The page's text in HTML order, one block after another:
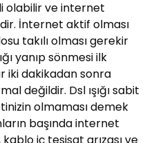
olabilir ve internet
İnternet aktif olması
takılı olması gerekir
yanıp sönmesi ilk
iki dakikadan sonra
değildir. Dsl ışığı sabit
olmaması demek
başında internet